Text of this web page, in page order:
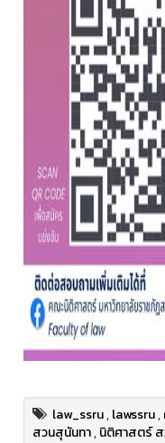
law_ssru,lawssru,
สวนสุนันทา,นิติศาสตร์